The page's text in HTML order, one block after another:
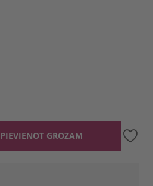
PIEVIENOT GROZAM